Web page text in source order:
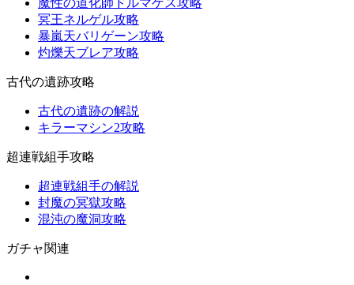
魔性の道化師ドルマゲス攻略
冥王ネルゲル攻略
暴嵐天バリゲーン攻略
灼爍天ブレア攻略
古代の遺跡攻略
古代の遺跡の解説
キラーマシン2攻略
超連戦組手攻略
超連戦組手の解説
封魔の冥獄攻略
混沌の魔洞攻略
ガチャ関連